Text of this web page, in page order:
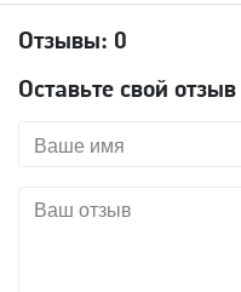
Отзывы: 0
Оставьте свой отзыв